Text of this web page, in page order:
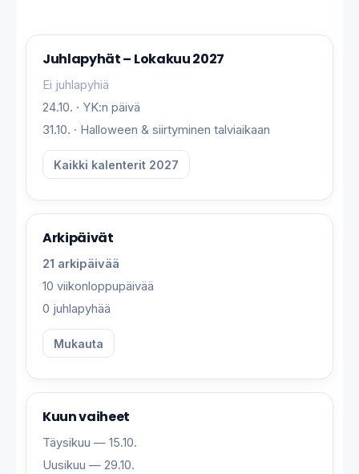
Juhlapyhät – Lokakuu 2027
Ei juhlapyhiä
24.10. · YK:n päivä
31.10. · Halloween & siirtyminen talviaikaan
Kaikki kalenterit 2027
Arkipäivät
21 arkipäivää
10 viikonloppupäivää
0 juhlapyhää
Mukauta
Kuun vaiheet
Täysikuu — 15.10.
Uusikuu — 29.10.